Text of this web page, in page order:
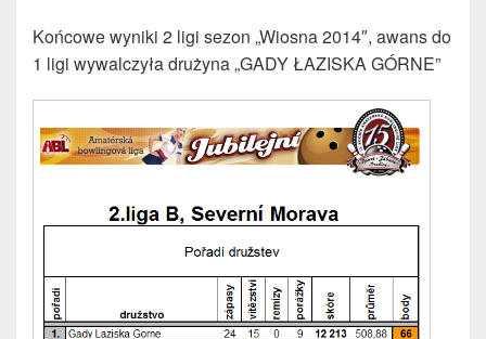
Końcowe wyniki 2 ligi sezon „Wiosna 2014″, awans do
1 ligi wywalczyła drużyna „GADY ŁAZISKA GÓRNE”